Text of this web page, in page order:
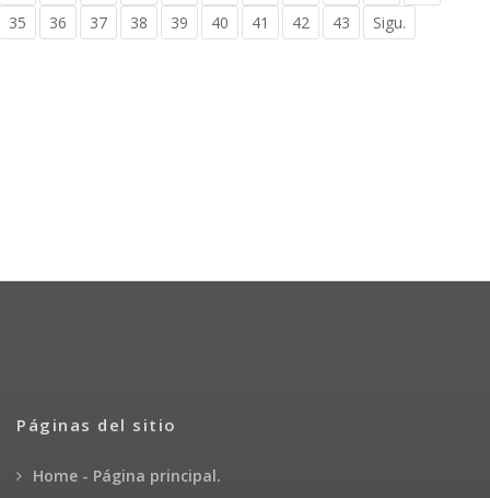
35
36 37 38 39 40 41 42 43 Sigu.
Páginas del sitio
Home - Página principal.